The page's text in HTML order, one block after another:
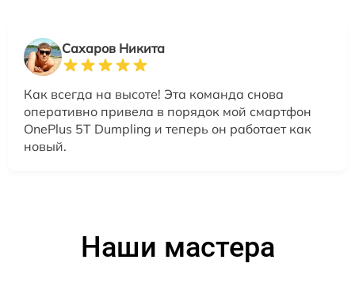
Сахаров Никита
Как всегда на высоте! Эта команда снова
оперативно привела в порядок мой смартфон
OnePlus 5T Dumpling и теперь он работает как
новый.
Наши мастера